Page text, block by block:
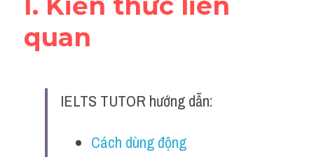
Word form
Cách dùng từ
Đề thi thật Task 2
quan
IELTS TUTOR hướng dẫn:
Cách dùng động